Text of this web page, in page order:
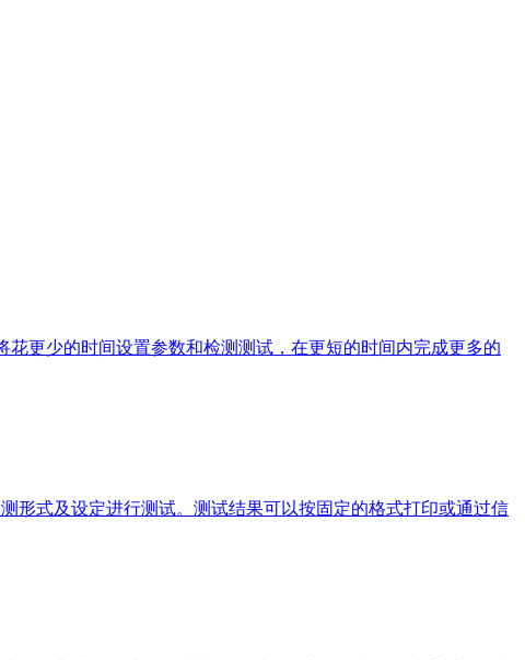
更少的时间设置参数和检测测试，在更短的时间内完成更多的
形式及设定进行测试。测试结果可以按固定的格式打印或通过信